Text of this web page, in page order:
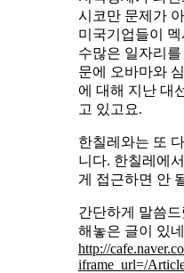
시코만 문제가
미국기업들이
수많은 일자리
문에 오바마와
에 대해 지난 대
고 있고요.
한칠레와는 또
니다. 한칠레에
게 접근하면 안
간단하게 말씀
해놓은 글이 있
http://
iframe_url=/